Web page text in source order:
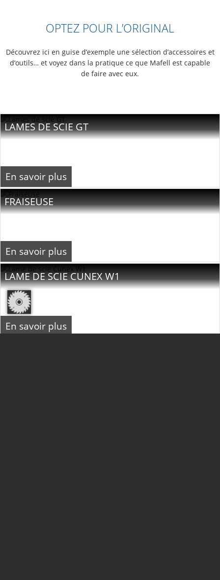
OPTEZ POUR L’ORIGINAL
Découvrez ici en guise d’exemple une sélection d’accessoires et
d’outils… et voyez dans la pratique ce que Mafell est capable
de faire avec eux.
LAMES DE SCIE GT
En savoir plus
FRAISEUSE
En savoir plus
LAME DE SCIE CUNEX W1
En savoir plus